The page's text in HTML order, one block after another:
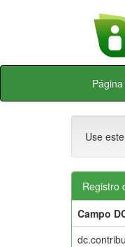
Skip
Use
Registro
Campo